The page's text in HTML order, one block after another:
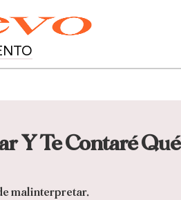
Y Te Contaré Qué
malinterpretar.